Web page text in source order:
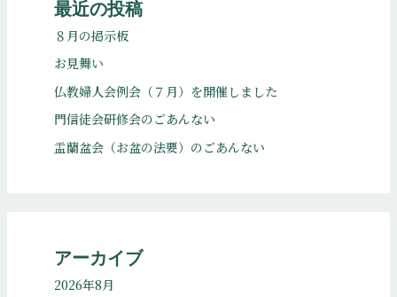
最近の投稿
８月の掲示板
お見舞い
仏教婦人会例会（７月）を開催しました
門信徒会研修会のごあんない
盂蘭盆会（お盆の法要）のごあんない
アーカイブ
2026年8月